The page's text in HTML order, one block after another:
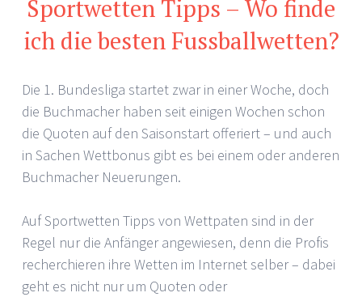
Sportwetten Tipps – Wo finde
ich die besten Fussballwetten?
Die 1. Bundesliga startet zwar in einer Woche, doch
die Buchmacher haben seit einigen Wochen schon
die Quoten auf den Saisonstart offeriert – und auch
in Sachen Wettbonus gibt es bei einem oder anderen
Buchmacher Neuerungen.
Auf Sportwetten Tipps von Wettpaten sind in der
Regel nur die Anfänger angewiesen, denn die Profis
recherchieren ihre Wetten im Internet selber – dabei
geht es nicht nur um Quoten oder